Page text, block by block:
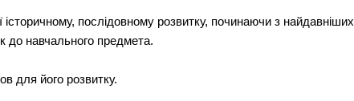
історичному, послідовному розвитку, починаючи з найдавніших
до навчального предмета.
для його розвитку.